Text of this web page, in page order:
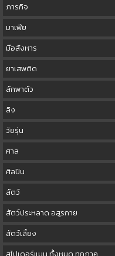
ภารกิจ
มาเฟีย
มือสังหาร
ยาเสพติด
ลักพาตัว
ลิง
วัยรุ่น
ศาล
ศิลปิน
สัตว์
สัตว์ประหลาด อสูรกาย
สัตว์เลี้ยง